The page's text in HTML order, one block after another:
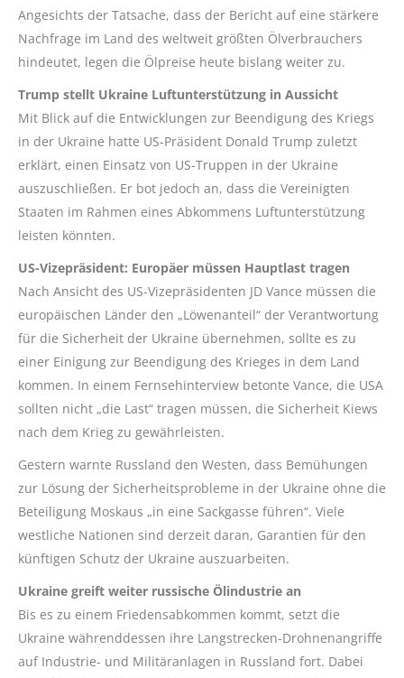
Angesichts der Tatsache, dass der Bericht auf eine stärkere
Nachfrage im Land des weltweit größten Ölverbrauchers
hindeutet, legen die Ölpreise heute bislang weiter zu.
Trump stellt Ukraine Luftunterstützung in Aussicht
Mit Blick auf die Entwicklungen zur Beendigung des Kriegs
in der Ukraine hatte US-Präsident Donald Trump zuletzt
erklärt, einen Einsatz von US-Truppen in der Ukraine
auszuschließen. Er bot jedoch an, dass die Vereinigten
Staaten im Rahmen eines Abkommens Luftunterstützung
leisten könnten.
US-Vizepräsident: Europäer müssen Hauptlast tragen
Nach Ansicht des US-Vizepräsidenten JD Vance müssen die
europäischen Länder den „Löwenanteil“ der Verantwortung
für die Sicherheit der Ukraine übernehmen, sollte es zu
einer Einigung zur Beendigung des Krieges in dem Land
kommen. In einem Fernsehinterview betonte Vance, die USA
sollten nicht „die Last“ tragen müssen, die Sicherheit Kiews
nach dem Krieg zu gewährleisten.
Gestern warnte Russland den Westen, dass Bemühungen
zur Lösung der Sicherheitsprobleme in der Ukraine ohne die
Beteiligung Moskaus „in eine Sackgasse führen“. Viele
westliche Nationen sind derzeit daran, Garantien für den
künftigen Schutz der Ukraine auszuarbeiten.
Ukraine greift weiter russische Ölindustrie an
Bis es zu einem Friedensabkommen kommt, setzt die
Ukraine währenddessen ihre Langstrecken-Drohnenangriffe
auf Industrie- und Militäranlagen in Russland fort. Dabei